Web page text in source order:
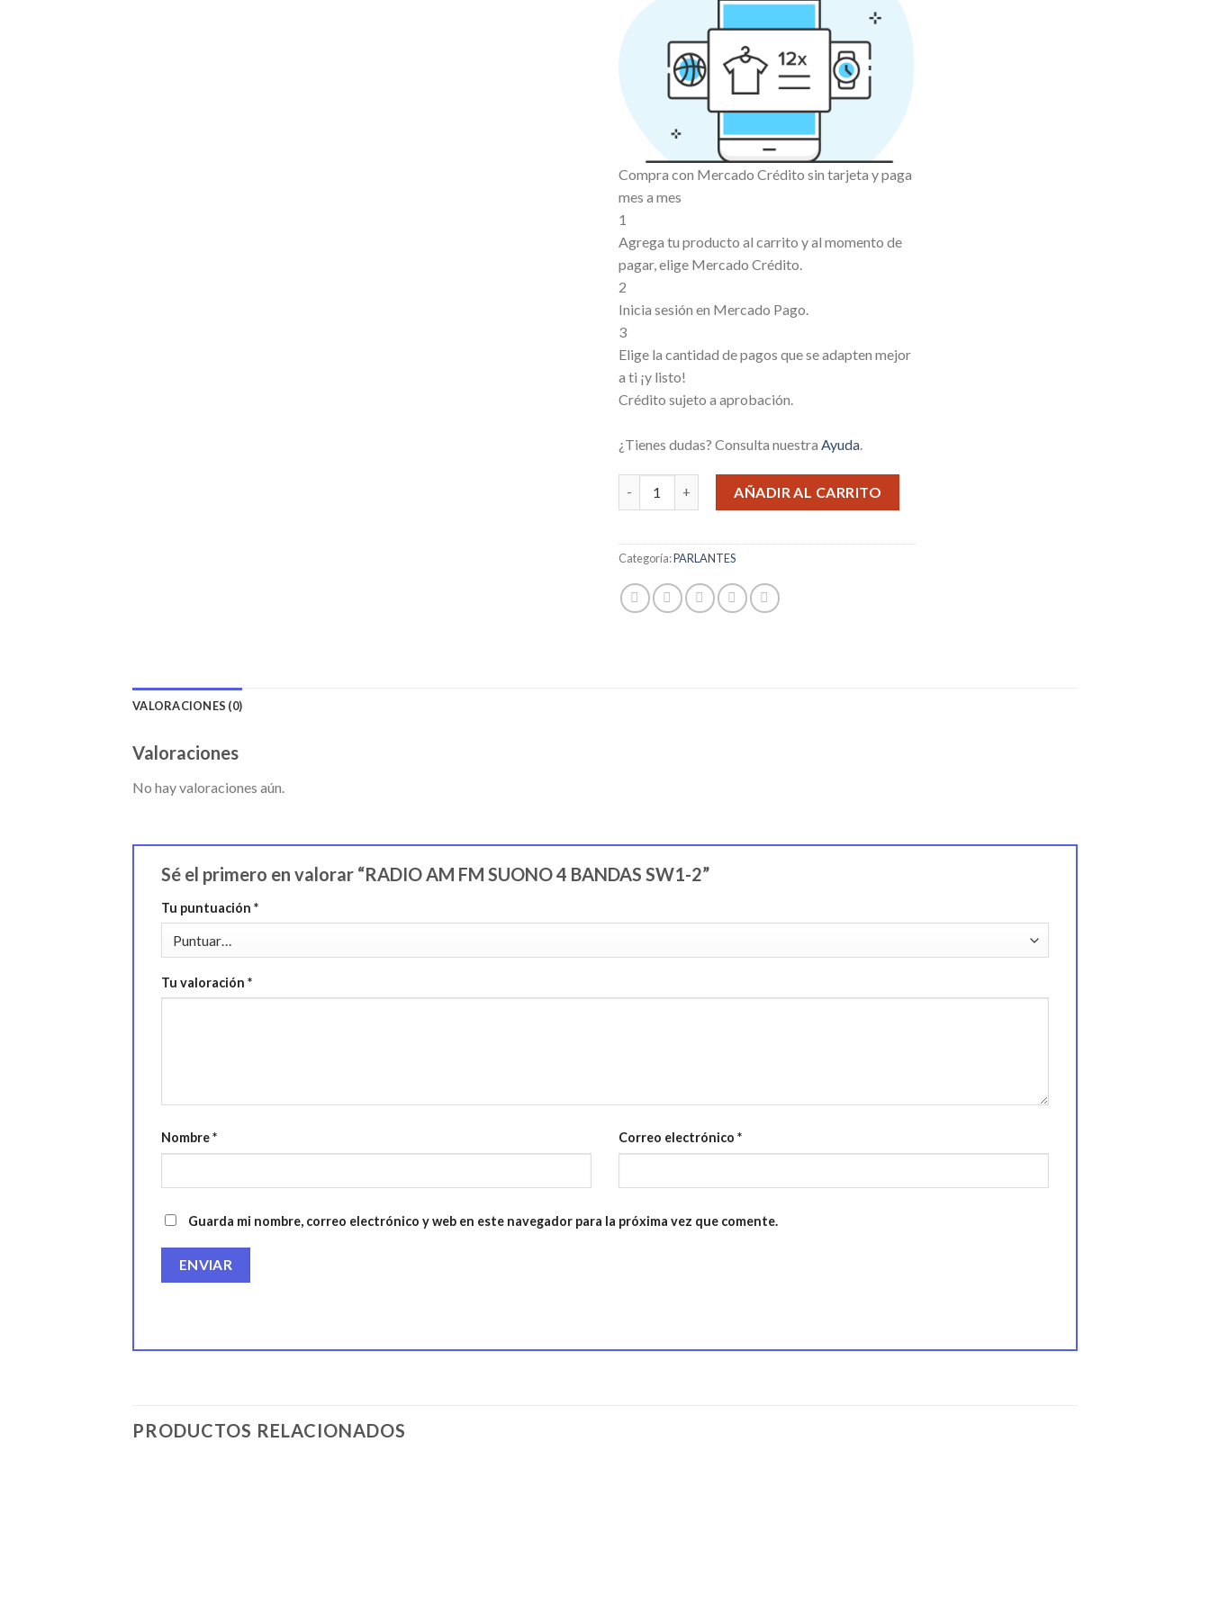
Compra con Mercado Crédito sin tarjeta y paga
mes a mes
1
Agrega tu producto al carrito y al momento de
pagar, elige Mercado Crédito.
2
Inicia sesión en Mercado Pago.
3
Elige la cantidad de pagos que se adapten mejor
a ti ¡y listo!
Crédito sujeto a aprobación.
¿Tienes dudas? Consulta nuestra Ayuda.
RADIO AM FM SUONO 4 BANDAS SW1-2 cantidad
AÑADIR AL CARRITO
Categoría:PARLANTES
VALORACIONES (0)
Valoraciones
No hay valoraciones aún.
Sé el primero en valorar “RADIO AM FM SUONO 4 BANDAS SW1-2”
Tu puntuación *
Tu valoración *
Nombre* Correo electrónico *
Guarda mi nombre, correo electrónico y web en este navegador para la próxima vez que comente.
PRODUCTOS RELACIONADOS